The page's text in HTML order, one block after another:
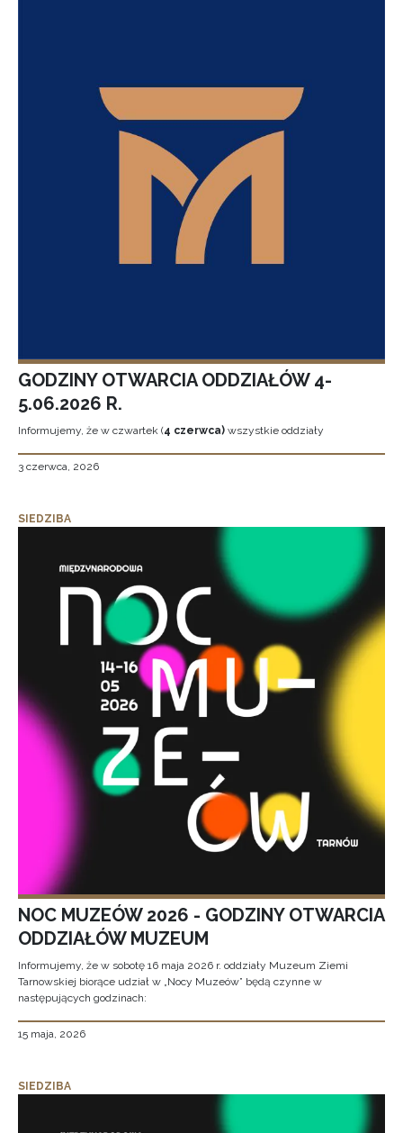
GODZINY OTWARCIA ODDZIAŁÓW 4-
5.06.2026 R.
Informujemy, że w czwartek (4 czerwca) wszystkie oddziały
3 czerwca, 2026
SIEDZIBA
NOC MUZEÓW 2026 - GODZINY OTWARCIA
ODDZIAŁÓW MUZEUM
Informujemy, że w sobotę 16 maja 2026 r. oddziały Muzeum Ziemi
Tarnowskiej biorące udział w „Nocy Muzeów” będą czynne w
następujących godzinach:
15 maja, 2026
SIEDZIBA